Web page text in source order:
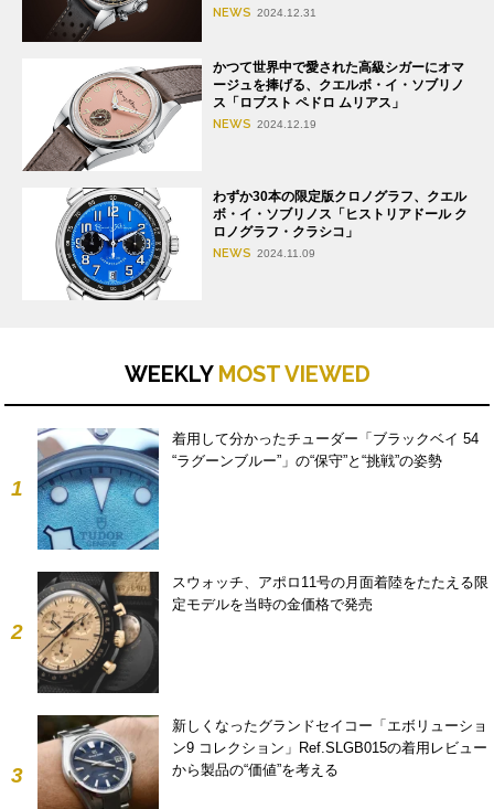
NEWS 2024.12.31
かつて世界中で愛された高級シガーにオマ
ージュを捧げる、クエルボ・イ・ソブリノ
ス「ロブスト ペドロ ムリアス」
NEWS 2024.12.19
わずか30本の限定版クロノグラフ、クエル
ボ・イ・ソブリノス「ヒストリアドール ク
ロノグラフ・クラシコ」
NEWS 2024.11.09
WEEKLY MOST VIEWED
1
着用して分かったチューダー「ブラックベイ 54
“ラグーンブルー”」の“保守”と“挑戦”の姿勢
2
スウォッチ、アポロ11号の月面着陸をたたえる限
定モデルを当時の金価格で発売
3
新しくなったグランドセイコー「エボリューショ
ン9 コレクション」Ref.SLGB015の着用レビュー
から製品の“価値”を考える